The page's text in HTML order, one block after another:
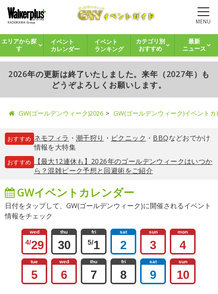
MENU
エリアから探
す
イベント
カレンダー
イベント
ランキング
カテゴリ別
おすすめ
最新
ニュース
2026年の更新は終了いたしました。来年（2027年）も
どうぞよろしくお願いします。
GW(ゴールデンウィーク)2026 GW(ゴールデンウィーク)イベント
おすすめ ネモフィラ ・ 潮干狩り ・ ピクニック ・ BBQなどおでかけ
情報を大特集
おすすめ
【最大12連休も】2026年のゴールデンウィークはいつか
ら？混雑ピーク予想と回避術をご紹介
GWイベントカレンダー
日付をタップして、GW(ゴールデンウィーク)に開催されるイベント
情報をチェック
wed
4/29
thu
30
fri
5/1
sat
2
sun
3
mon
4
tue
5
wed
6
thu
7
fri
8
sat
9
sun
10